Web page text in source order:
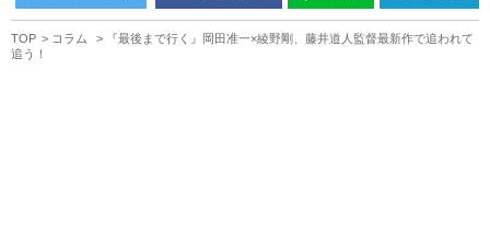
TOP コラム
『最後まで行く』岡田准一×綾野剛、藤井道人監督最新作で追われて
追う！